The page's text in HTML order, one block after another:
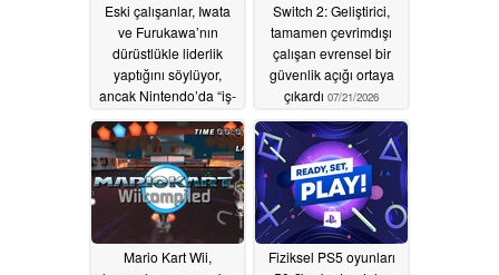
Eski çalışanlar, Iwata
ve Furukawa’nın
dürüstlükle liderlik
yaptığını söylüyor,
ancak Nintendo’da “iş-
şeyin olmadığını” kabul
ediyorlar.07/29/2026
Switch 2: Geliştirici,
tamamen çevrimdışı
çalışan evrensel bir
güvenlik açığı ortaya
çıkardı 07/21/2026
Mario Kart Wii,
Fiziksel PS5 oyunları